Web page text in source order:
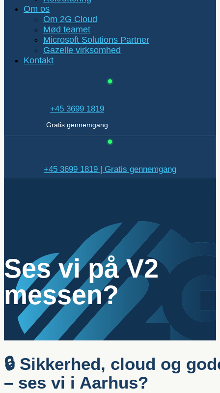
Om os
Om 2G Cloud
Mød teamet
Microsoft Solutions Partner
Gazelle virksomhed
Kontakt
+45 3699 1819
Gratis gennemgang
+45 3699 1819 | Gratis gennemgang
Ses vi på V2
messen?
🔒 Sikkerhed, cloud og
– ses vi i Aarhus?